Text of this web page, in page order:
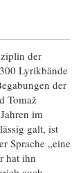
der
Lyrikbände
der
Tomaž
im
galt, ist
Sprache „eine
hat ihn